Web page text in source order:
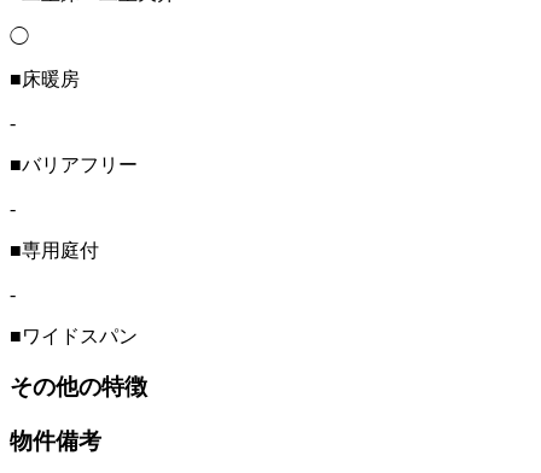
◯
■床暖房
-
■バリアフリー
-
■専用庭付
-
■ワイドスパン
その他の特徴
物件備考